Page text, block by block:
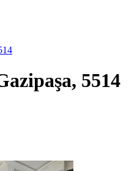
5514